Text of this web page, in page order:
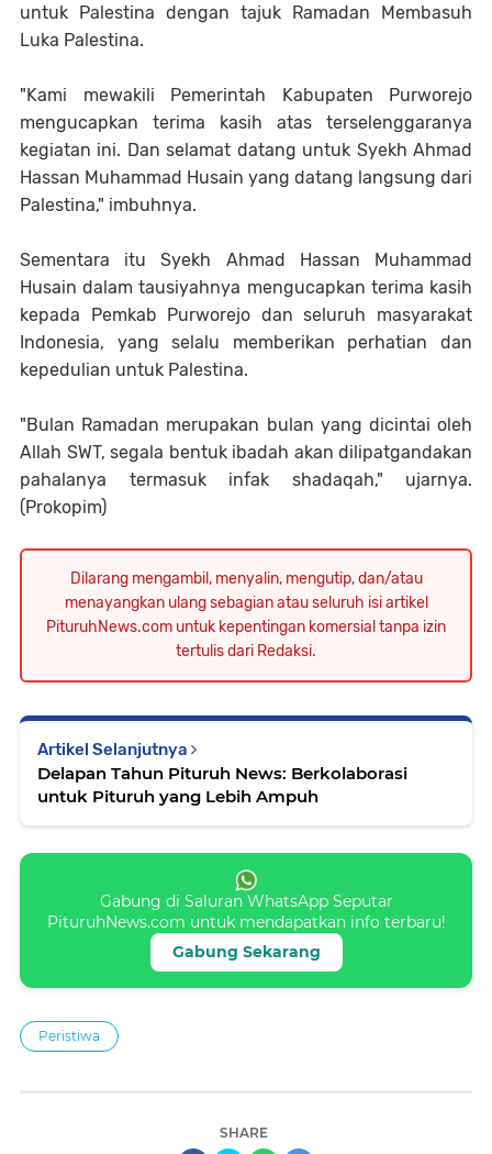
untuk Palestina dengan tajuk Ramadan Membasuh
Luka Palestina.
"Kami mewakili Pemerintah Kabupaten Purworejo
mengucapkan terima kasih atas terselenggaranya
kegiatan ini. Dan selamat datang untuk Syekh Ahmad
Hassan Muhammad Husain yang datang langsung dari
Palestina," imbuhnya.
Sementara itu Syekh Ahmad Hassan Muhammad
Husain dalam tausiyahnya mengucapkan terima kasih
kepada Pemkab Purworejo dan seluruh masyarakat
Indonesia, yang selalu memberikan perhatian dan
kepedulian untuk Palestina.
"Bulan Ramadan merupakan bulan yang dicintai oleh
Allah SWT, segala bentuk ibadah akan dilipatgandakan
pahalanya termasuk infak shadaqah," ujarnya.
(Prokopim)
Dilarang mengambil, menyalin, mengutip, dan/atau
menayangkan ulang sebagian atau seluruh isi artikel
PituruhNews.com untuk kepentingan komersial tanpa izin
tertulis dari Redaksi.
Artikel Selanjutnya
Delapan Tahun Pituruh News: Berkolaborasi
untuk Pituruh yang Lebih Ampuh
Gabung di Saluran WhatsApp Seputar
PituruhNews.com untuk mendapatkan info terbaru!
Gabung Sekarang
Peristiwa
SHARE